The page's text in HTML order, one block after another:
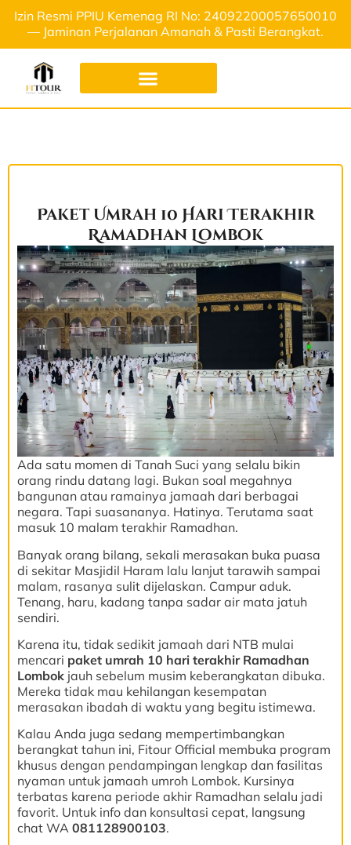
Izin Resmi PPIU Kemenag RI No: 24092200057650010
— Jaminan Perjalanan Amanah & Pasti Berangkat.
Paket Umrah 10 Hari Terakhir
Ramadhan Lombok
Ada satu momen di Tanah Suci yang selalu bikin
orang rindu datang lagi. Bukan soal megahnya
bangunan atau ramainya jamaah dari berbagai
negara. Tapi suasananya. Hatinya. Terutama saat
masuk 10 malam terakhir Ramadhan.
Banyak orang bilang, sekali merasakan buka puasa
di sekitar Masjidil Haram lalu lanjut tarawih sampai
malam, rasanya sulit dijelaskan. Campur aduk.
Tenang, haru, kadang tanpa sadar air mata jatuh
sendiri.
Karena itu, tidak sedikit jamaah dari NTB mulai
mencari paket umrah 10 hari terakhir Ramadhan
Lombok jauh sebelum musim keberangkatan dibuka.
Mereka tidak mau kehilangan kesempatan
merasakan ibadah di waktu yang begitu istimewa.
Kalau Anda juga sedang mempertimbangkan
berangkat tahun ini, Fitour Official membuka program
khusus dengan pendampingan lengkap dan fasilitas
nyaman untuk jamaah umroh Lombok. Kursinya
terbatas karena periode akhir Ramadhan selalu jadi
favorit. Untuk info dan konsultasi cepat, langsung
chat WA 081128900103.